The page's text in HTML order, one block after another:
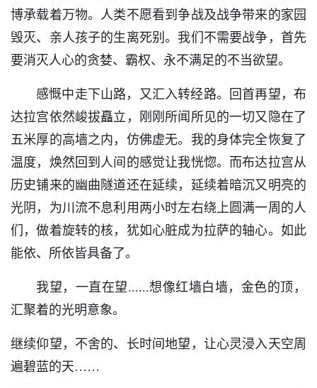
博承载着万物。人类不愿看到争战及战争带来的家园
毁灭、亲人孩子的生离死别。我们不需要战争，首先
要消灭人心的贪婪、霸权、永不满足的不当欲望。
感慨中走下山路，又汇入转经路。回首再望，布
达拉宫依然峻拔矗立，刚刚所闻所见的一切又隐在了
五米厚的高墙之内，仿佛虚无。我的身体完全恢复了
温度，焕然回到人间的感觉让我恍惚。而布达拉宫从
历史铺来的幽曲隧道还在延续，延续着暗沉又明亮的
光阴，为川流不息利用两小时左右绕上圆满一周的人
们，做着旋转的核，犹如心脏成为拉萨的轴心。如此
能依、所依皆具备了。
我望，一直在望......想像红墙白墙，金色的顶，
汇聚着的光明意象。
继续仰望，不舍的、长时间地望，让心灵浸入天空周
遍碧蓝的天……